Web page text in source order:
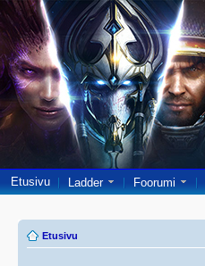
Etusivu Ladder Foorumi
Etusivu